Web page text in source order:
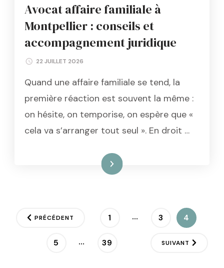
Avocat affaire familiale à
Montpellier : conseils et
accompagnement juridique
22 JUILLET 2026
Quand une affaire familiale se tend, la
première réaction est souvent la même :
on hésite, on temporise, on espère que «
cela va s’arranger tout seul ». En droit …
Lire la suite
Pagination
PRÉCÉDENT PAGE
1 … PAGE
3 PAGE
4
PAGE
5 … PAGE
39 SUIVANT